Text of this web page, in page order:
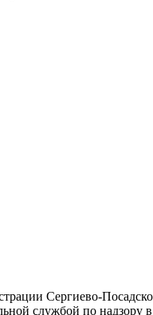
Сергиево-
службой по надзору в